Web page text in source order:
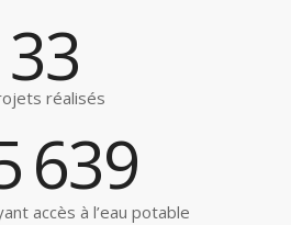
33
réalisés
639
accès à l’eau potable